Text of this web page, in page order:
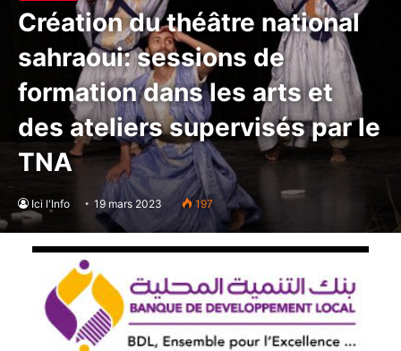
Création du théâtre national
sahraoui: sessions de
formation dans les arts et
des ateliers supervisés par le
TNA
Ici l'Info 19 mars 2023 197